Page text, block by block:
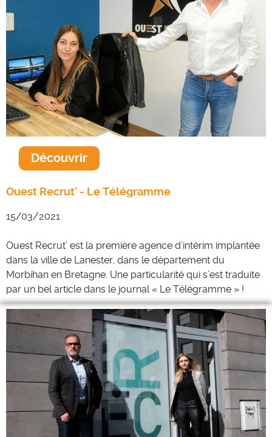
Découvrir
Ouest Recrut' - Le Télégramme
15/03/2021
Ouest Recrut’ est la première agence d’intérim implantée
dans la ville de Lanester, dans le département du
Morbihan en Bretagne. Une particularité qui s’est traduite
par un bel article dans le journal « Le Télégramme » !